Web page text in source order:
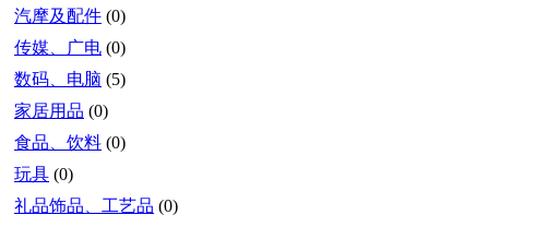
汽摩及配件 (0)
传媒、广电 (0)
数码、电脑 (5)
家居用品 (0)
食品、饮料 (0)
玩具 (0)
礼品饰品、工艺品 (0)